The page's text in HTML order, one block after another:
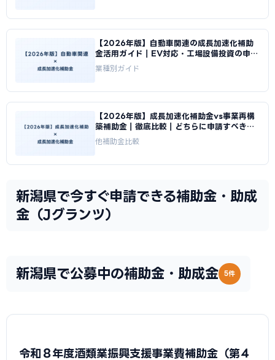
【2026年版】自動車関連の成長加速化補助
金活用ガイド｜EV対応・工場設備投資の申請
方法｜成長加速化補助金ナビ
業種別ガイド
【2026年版】成長加速化補助金vs事業再構
築補助金｜徹底比較｜どちらに申請すべきか
｜成長加速化補助金ナビ
他補助金比較
新潟県で今すぐ申請できる補助金・助成
金（Jグランツ）
新潟県で公募中の補助金・助成金 5件
令和８年度酒類業振興支援事業費補助金（第４